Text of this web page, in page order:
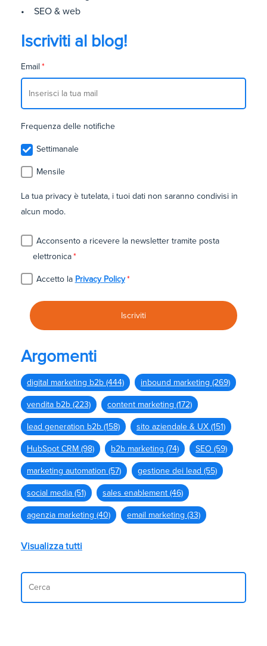
• SEO & web
Iscriviti al blog!
Email *
Frequenza delle notifiche
Settimanale
Mensile
La tua privacy è tutelata, i tuoi dati non saranno condivisi in
alcun modo.
Acconsento a ricevere la newsletter tramite posta
elettronica*
Accetto la Privacy Policy *
Argomenti
digital marketing b2b (444) inbound marketing (269)
vendita b2b (223) content marketing (172)
lead generation b2b (158) sito aziendale & UX (151)
HubSpot CRM (98) b2b marketing (74) SEO (59)
marketing automation (57) gestione dei lead (55)
social media (51) sales enablement (46)
agenzia marketing (40) email marketing (33)
Visualizza tutti